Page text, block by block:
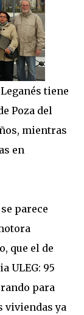
tiene
Poza del
mientras
en
parece
que el de
ULEG: 95
para
viviendas ya